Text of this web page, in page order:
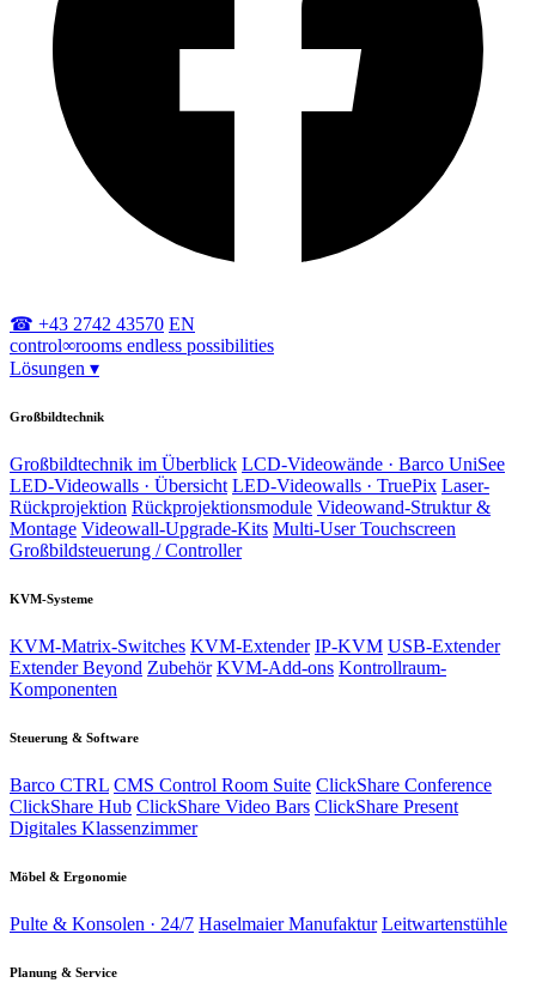
☎ +43 2742 43570 EN
control∞rooms endless possibilities
Lösungen ▾
Großbildtechnik
Großbildtechnik im Überblick LCD-Videowände · Barco UniSee
LED-Videowalls · Übersicht LED-Videowalls · TruePix Laser-
Rückprojektion Rückprojektionsmodule Videowand-Struktur &
Montage Videowall-Upgrade-Kits Multi-User Touchscreen
Großbildsteuerung / Controller
KVM-Systeme
KVM-Matrix-Switches KVM-Extender IP-KVM USB-Extender
Extender Beyond Zubehör KVM-Add-ons Kontrollraum-
Komponenten
Steuerung & Software
Barco CTRL CMS Control Room Suite ClickShare Conference
ClickShare Hub ClickShare Video Bars ClickShare Present
Digitales Klassenzimmer
Möbel & Ergonomie
Pulte & Konsolen · 24/7 Haselmaier Manufaktur Leitwartenstühle
Planung & Service